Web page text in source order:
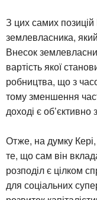
З цих самих
землевласника,
Внесок
вартість якої
робництва, що з
тому зменшення
доході є
Отже, на думку
те, що сам він
розподіл є цілком
для соціальних